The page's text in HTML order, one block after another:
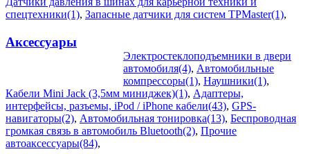
спецтехники(1), Запасные датчики для систем TPMaster(1),
Аксессуары
Электростеклоподъемники в двери
автомобиля(4), Автомобильные
компрессоры(1), Наушники(1),
Кабели Mini Jack (3,5мм миниджек)(1), Адаптеры,
интерфейсы, разъемы, iPod / iPhone кабели(43), GPS-
навигаторы(2), Автомобильная тонировка(13), Беспроводная
громкая связь в автомобиль Bluetooth(2), Прочие
автоаксессуары(84),